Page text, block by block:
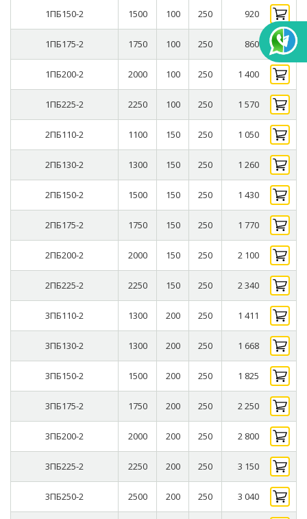
1ПБ150-2 1500 100 250 920
1ПБ175-2 1750 100 250 860
1ПБ200-2 2000 100 250 1 400
1ПБ225-2 2250 100 250 1 570
2ПБ110-2 1100 150 250 1 050
2ПБ130-2 1300 150 250 1 260
2ПБ150-2 1500 150 250 1 430
2ПБ175-2 1750 150 250 1 770
2ПБ200-2 2000 150 250 2 100
2ПБ225-2 2250 150 250 2 340
3ПБ110-2 1300 200 250 1 411
3ПБ130-2 1300 200 250 1 668
3ПБ150-2 1500 200 250 1 825
3ПБ175-2 1750 200 250 2 250
3ПБ200-2 2000 200 250 2 800
3ПБ225-2 2250 200 250 3 150
3ПБ250-2 2500 200 250 3 040